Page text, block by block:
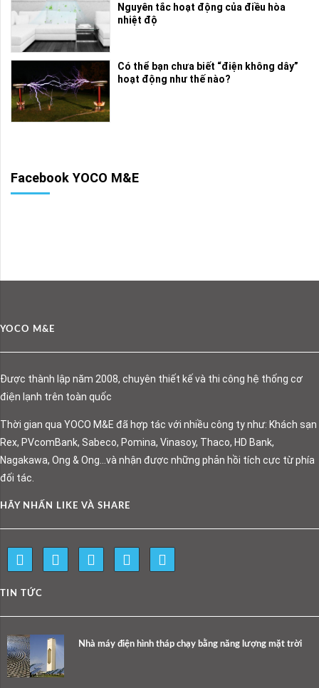
Nguyên tắc hoạt động của điều hòa
nhiệt độ
Có thể bạn chưa biết “điện không dây”
hoạt động như thế nào?
Facebook YOCO M&E
YOCO M&E
Được thành lập năm 2008, chuyên thiết kế và thi công hệ thống cơ
điện lạnh trên toàn quốc
Thời gian qua YOCO M&E đã hợp tác với nhiều công ty như: Khách sạn
Rex, PVcomBank, Sabeco, Pomina, Vinasoy, Thaco, HD Bank,
Nagakawa, Ong & Ong…và nhận được những phản hồi tích cực từ phía
đối tác.
HÃY NHẤN LIKE VÀ SHARE
TIN TỨC
Nhà máy điện hình tháp chạy bằng năng lượng mặt trời